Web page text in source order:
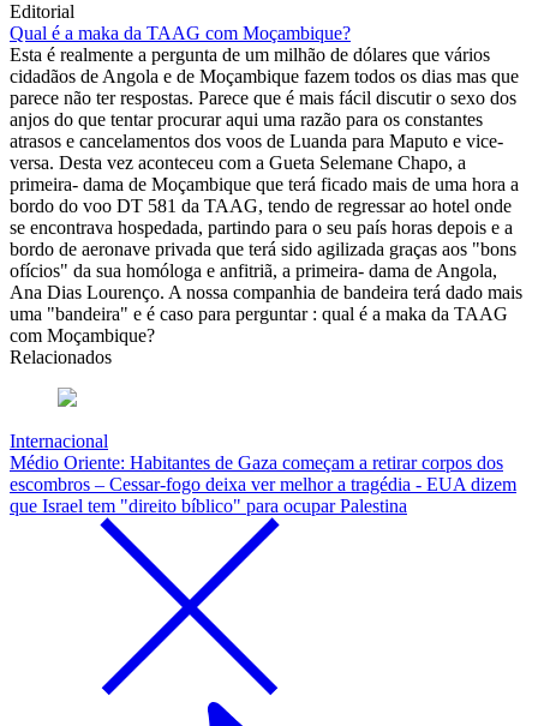
Editorial
Qual é a maka da TAAG com Moçambique?
Esta é realmente a pergunta de um milhão de dólares que vários
cidadãos de Angola e de Moçambique fazem todos os dias mas que
parece não ter respostas. Parece que é mais fácil discutir o sexo dos
anjos do que tentar procurar aqui uma razão para os constantes
atrasos e cancelamentos dos voos de Luanda para Maputo e vice-
versa. Desta vez aconteceu com a Gueta Selemane Chapo, a
primeira- dama de Moçambique que terá ficado mais de uma hora a
bordo do voo DT 581 da TAAG, tendo de regressar ao hotel onde
se encontrava hospedada, partindo para o seu país horas depois e a
bordo de aeronave privada que terá sido agilizada graças aos "bons
ofícios" da sua homóloga e anfitriã, a primeira- dama de Angola,
Ana Dias Lourenço. A nossa companhia de bandeira terá dado mais
uma "bandeira" e é caso para perguntar : qual é a maka da TAAG
com Moçambique?
Relacionados
Internacional
Médio Oriente: Habitantes de Gaza começam a retirar corpos dos
escombros – Cessar-fogo deixa ver melhor a tragédia - EUA dizem
que Israel tem "direito bíblico" para ocupar Palestina